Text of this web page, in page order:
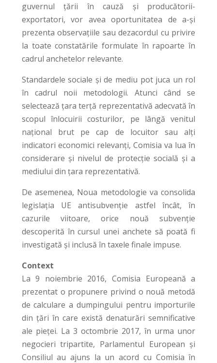
guvernul țării în cauză și producătorii-
exportatori, vor avea oportunitatea de a-și
prezenta observațiile sau dezacordul cu privire
la toate constatările formulate în rapoarte în
cadrul anchetelor relevante.
Standardele sociale și de mediu pot juca un rol
în cadrul noii metodologii. Atunci când se
selectează țara terță reprezentativă adecvată în
scopul înlocuirii costurilor, pe lângă venitul
național brut pe cap de locuitor sau alți
indicatori economici relevanți, Comisia va lua în
considerare și nivelul de protecție socială și a
mediului din țara reprezentativă.
De asemenea, Noua metodologie va consolida
legislația UE antisubvenție astfel încât, în
cazurile viitoare, orice nouă subvenție
descoperită în cursul unei anchete să poată fi
investigată și inclusă în taxele finale impuse.
Context
La 9 noiembrie 2016, Comisia Europeană a
prezentat o propunere privind o nouă metodă
de calculare a dumpingului pentru importurile
din țări în care există denaturări semnificative
ale pieței. La 3 octombrie 2017, în urma unor
negocieri tripartite, Parlamentul European și
Consiliul au ajuns la un acord cu Comisia în